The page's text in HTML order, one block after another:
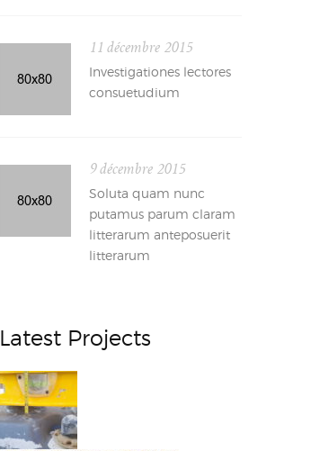
11 décembre 2015
Investigationes lectores
consuetudium
9 décembre 2015
Soluta quam nunc
putamus parum claram
litterarum anteposuerit
litterarum
Latest Projects